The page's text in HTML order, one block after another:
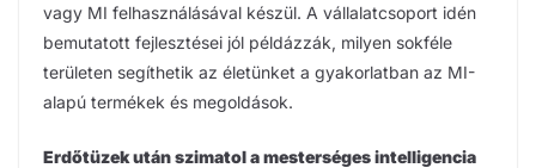
vagy MI felhasználásával készül. A vállalatcsoport idén
bemutatott fejlesztései jól példázzák, milyen sokféle
területen segíthetik az életünket a gyakorlatban az MI-
alapú termékek és megoldások.
Erdőtüzek után szimatol a mesterséges intelligencia